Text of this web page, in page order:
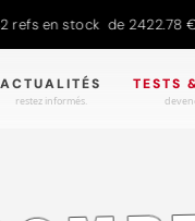
stock de 2422.78 € à
ACTUALITÉS
restez informés.
TESTS